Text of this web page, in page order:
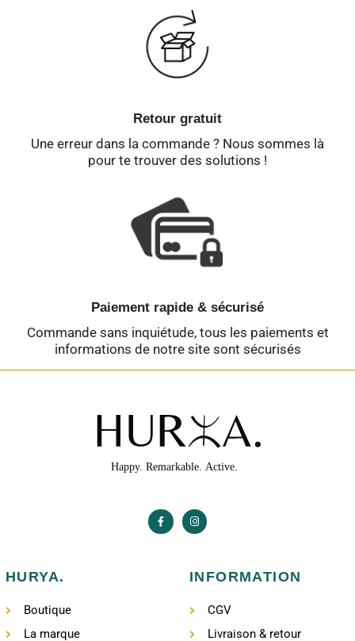
Retour gratuit
Une erreur dans la commande ? Nous sommes là
pour te trouver des solutions !
Paiement rapide & sécurisé
Commande sans inquiétude, tous les paiements et
informations de notre site sont sécurisés
HURYA.
Boutique
La marque
INFORMATION
CGV
Livraison & retour